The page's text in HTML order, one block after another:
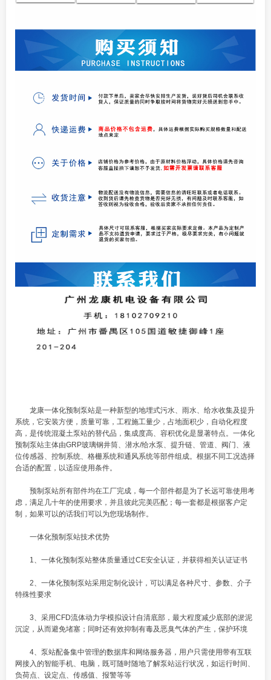
龙康一体化预制泵站是一种新型的地埋式污水、雨水、给水收集及提升
系统，它安装方便，质量可靠，工程施工量少，占地面积少，自动化程度
高，是传统混凝土泵站的替代品，集成度高、容积优化是显著特点。一体化
预制泵站主体由GRP玻璃钢井筒、潜水/给水泵、提升链、管道、阀门、液
位传感器、控制系统、格栅系统和通风系统等部件组成。根据不同工况选择
合适的配置，以适应使用条件。
预制泵站所有部件均在工厂完成，每一个部件都是为了长远可靠使用考
虑，满足几十年的使用要求，并且彼此完美匹配；每一套都是根据客户定
制，如果可以的话我们可以为您现场制作。
一体化预制泵站技术优势
1、一体化预制泵站整体质量通过CE安全认证，并获得相关认证证书
2、一体化预制泵站采用定制化设计，可以满足各种尺寸、参数、介子
特殊性要求
3、采用CFD流体动力学模拟设计自清底部，最大程度减少底部的淤泥
沉淀，从而避免堵塞；同时还有效抑制有毒及恶臭气体的产生，保护环境
4、泵站配备集中管理的数据库和网络服务器，用户只需使用带有互联
网接入的智能手机、电脑，既可随时随地了解泵站运行状况，如运行时间、
负荷点、设定点、传感值、报警等等